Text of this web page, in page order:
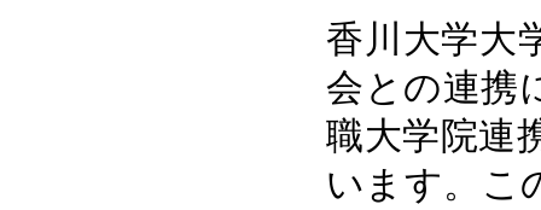
香川大学大
会との連携
職大学院連
います。こ